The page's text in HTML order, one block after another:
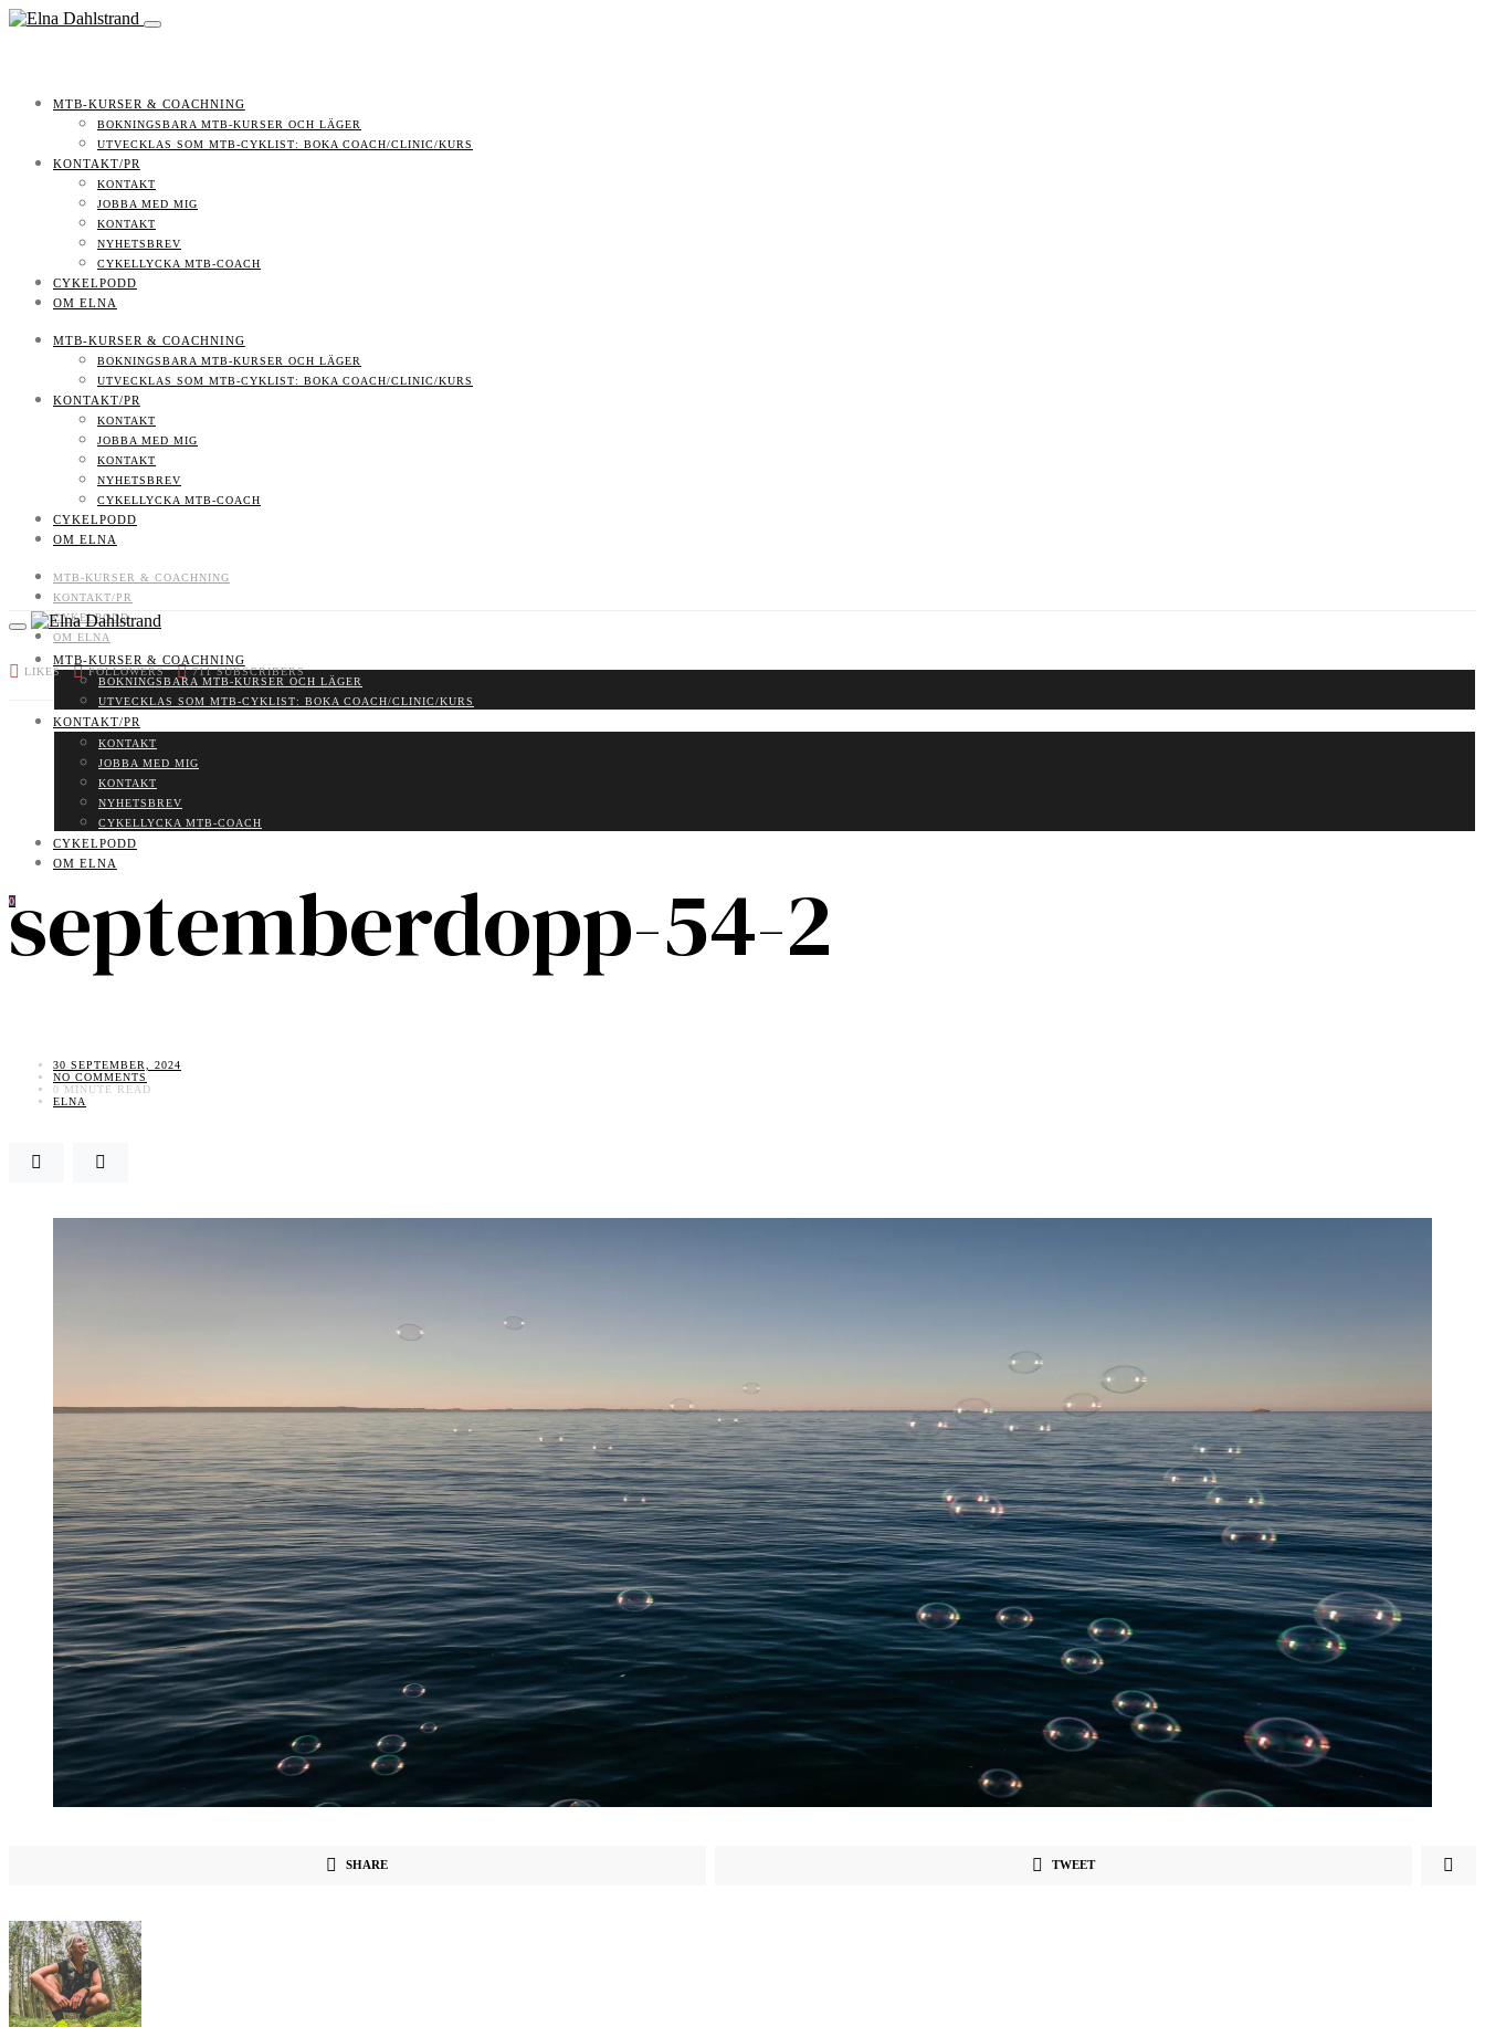
MTB-KURSER & COACHNING
BOKNINGSBARA MTB-KURSER OCH LÄGER
UTVECKLAS SOM MTB-CYKLIST: BOKA COACH/CLINIC/KURS
KONTAKT/PR
KONTAKT
JOBBA MED MIG
KONTAKT
NYHETSBREV
CYKELLYCKA MTB-COACH
CYKELPODD
OM ELNA
MTB-KURSER & COACHNING
BOKNINGSBARA MTB-KURSER OCH LÄGER
UTVECKLAS SOM MTB-CYKLIST: BOKA COACH/CLINIC/KURS
KONTAKT/PR
KONTAKT
JOBBA MED MIG
KONTAKT
NYHETSBREV
CYKELLYCKA MTB-COACH
CYKELPODD
OM ELNA
MTB-KURSER & COACHNING
KONTAKT/PR
CYKELPODD
OM ELNA
LIKES FOLLOWERS 711 SUBSCRIBERS
MTB-KURSER & COACHNING
BOKNINGSBARA MTB-KURSER OCH LÄGER
UTVECKLAS SOM MTB-CYKLIST: BOKA COACH/CLINIC/KURS
KONTAKT/PR
KONTAKT
JOBBA MED MIG
KONTAKT
NYHETSBREV
CYKELLYCKA MTB-COACH
CYKELPODD
OM ELNA
0
septemberdopp-54-2
30 SEPTEMBER, 2024
NO COMMENTS
0 MINUTE READ
ELNA
SHARE TWEET